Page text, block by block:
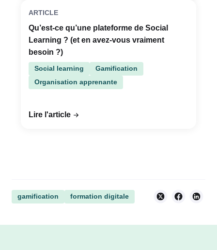
ARTICLE
Qu’est-ce qu’une plateforme de Social
Learning ? (et en avez-vous vraiment
besoin ?)
Social learning
Gamification
Organisation apprenante
Lire l'article
gamification formation digitale